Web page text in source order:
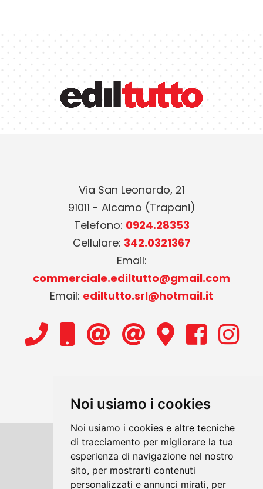
Noi usiamo i cookies
Noi usiamo i cookies e altre tecniche
di tracciamento per migliorare la tua
esperienza di navigazione nel nostro
sito, per mostrarti contenuti
personalizzati e annunci mirati, per
Via San Leonardo, 21
91011 - Alcamo (Trapani)
Telefono: 0924.28353
Cellulare: 342.0321367
Email:
commerciale.ediltutto@gmail.com
Email: ediltutto.srl@hotmail.it
Copyrights © 2026 Ediltutto srl Tutti i
diritti riservati.